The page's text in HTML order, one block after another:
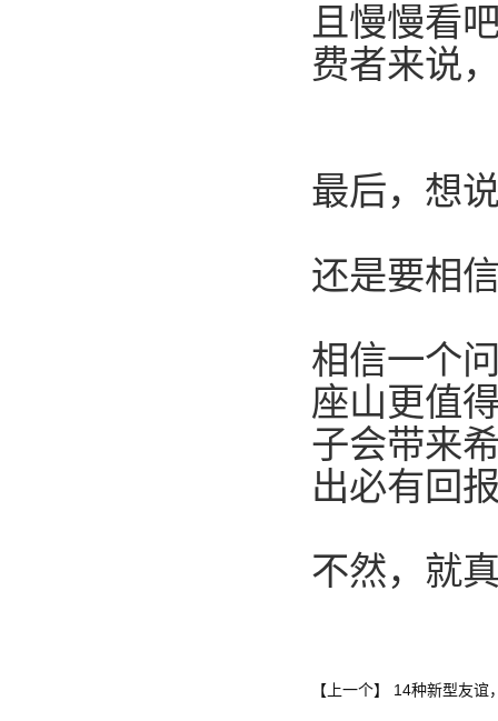
且慢慢看
费者来说
最后，想
还是要相
相信一个
座山更值
子会带来
出必有回
不然，就
【上一个】 14种新型友谊